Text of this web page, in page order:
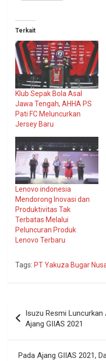
Terkait
Klub Sepak Bola Asal
Jawa Tengah, AHHA PS
Pati FC Meluncurkan
Jersey Baru
Lenovo indonesia
Mendorong Inovasi dan
Produktivitas Tak
Terbatas Melalui
Peluncuran Produk
Lenovo Terbaru
Tags: PT Yakuza Bugar
pos
Isuzu Resmi Luncurkan
Ajang GIIAS 2021
Pada Ajang GIIAS 2021,